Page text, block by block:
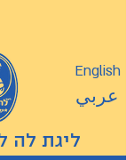
ליגת לה
English
عربي